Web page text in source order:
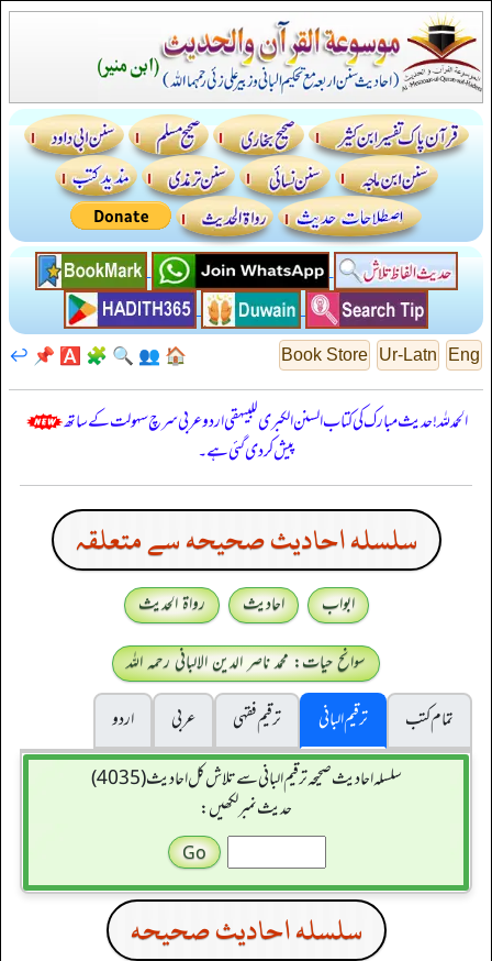
Eng
Ur-Latn
Book Store
🏠
👥
🔍
🧩
🅰️
📌
↩️
الحمدللہ! حدیث مبارک کی کتاب السنن الكبرى للبيهقي اردو عربی سرچ سہولت کے ساتھ
پیش کر دی گئی ہے۔
سلسله احاديث صحيحه سے متعلقہ
ابواب احادیث
رواۃ الحدیث
سوانح حیات: محمد ناصر الدین الالبانی رحمہ اللہ
تمام کتب
ترقیم البانی ترقيم فقہی عربی
اردو
سلسله احاديث صحيحه ترقیم البانی سے تلاش کل احادیث (4035)
حدیث نمبر لکھیں:
سلسله احاديث صحيحه